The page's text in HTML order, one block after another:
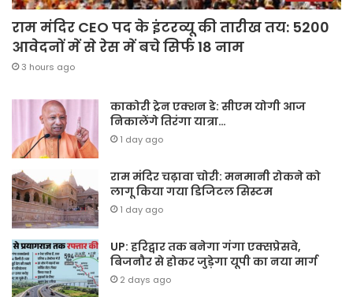
राम मंदिर CEO पद के इंटरव्यू की तारीख तय: 5200
आवेदनों में से रेस में बचे सिर्फ 18 नाम
3 hours ago
काकोरी ट्रेन एक्शन डे: सीएम योगी आज
निकालेंगे तिरंगा यात्रा…
1 day ago
राम मंदिर चढ़ावा चोरी: मनमानी रोकने को
लागू किया गया डिजिटल सिस्टम
1 day ago
UP: हरिद्वार तक बनेगा गंगा एक्सप्रेसवे,
बिजनौर से होकर जुड़ेगा यूपी का नया मार्ग
2 days ago